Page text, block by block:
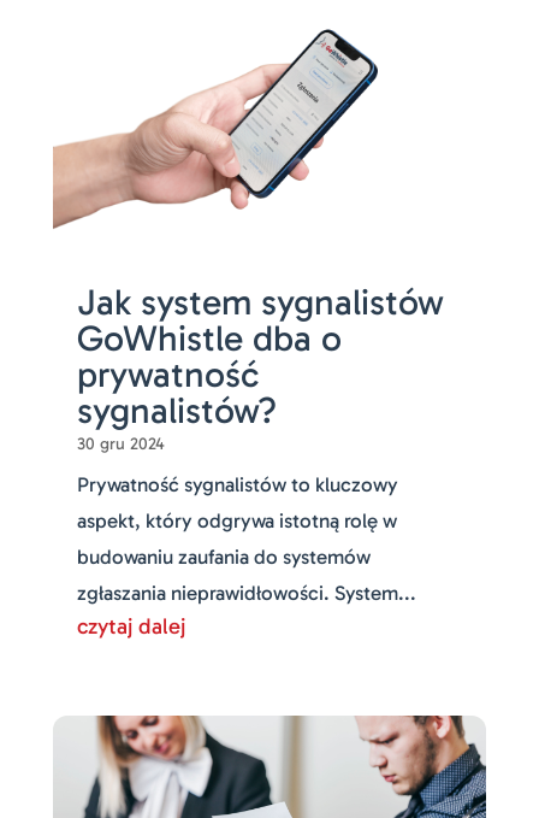
Jak system sygnalistów
GoWhistle dba o
prywatność
sygnalistów?
30 gru 2024
Prywatność sygnalistów to kluczowy
aspekt, który odgrywa istotną rolę w
budowaniu zaufania do systemów
zgłaszania nieprawidłowości. System...
czytaj dalej